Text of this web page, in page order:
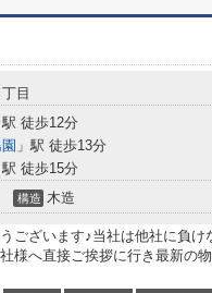
丁目
駅 徒歩12分
」駅 徒歩13分
駅 徒歩15分
構造 木造
ございます♪当社は他社に負け
様へ直接ご挨拶に行き最新の